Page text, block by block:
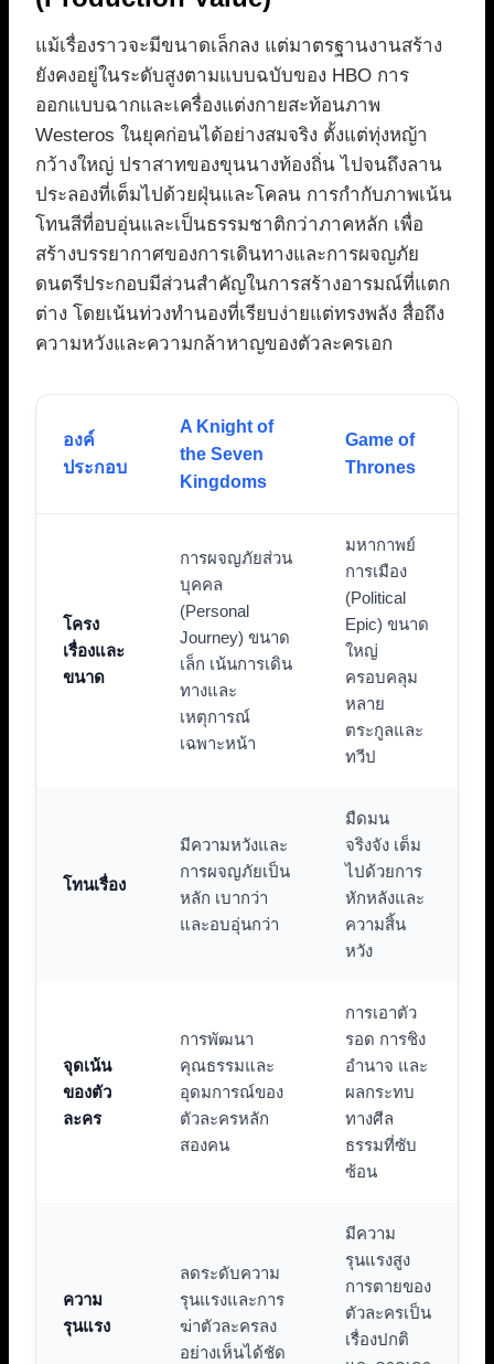
แม้เรื่องราวจะมีขนาดเล็กลง แต่มาตรฐานงานสร้าง
ยังคงอยู่ในระดับสูงตามแบบฉบับของ HBO การ
ออกแบบฉากและเครื่องแต่งกายสะท้อนภาพ
Westeros ในยุคก่อนได้อย่างสมจริง ตั้งแต่ทุ่งหญ้า
กว้างใหญ่ ปราสาทของขุนนางท้องถิ่น ไปจนถึงลาน
ประลองที่เต็มไปด้วยฝุ่นและโคลน การกำกับภาพเน้น
โทนสีที่อบอุ่นและเป็นธรรมชาติกว่าภาคหลัก เพื่อ
สร้างบรรยากาศของการเดินทางและการผจญภัย
ดนตรีประกอบมีส่วนสำคัญในการสร้างอารมณ์ที่แตก
ต่าง โดยเน้นท่วงทำนองที่เรียบง่ายแต่ทรงพลัง สื่อถึง
ความหวังและความกล้าหาญของตัวละครเอก
องค์
ประกอบ
A Knight of
the Seven
Kingdoms
Game of
Thrones
โครง
เรื่องและ
ขนาด
การผจญภัยส่วน
บุคคล
(Personal
Journey) ขนาด
เล็ก เน้นการเดิน
ทางและ
เหตุการณ์
เฉพาะหน้า
มหากาพย์
การเมือง
(Political
Epic) ขนาด
ใหญ่
ครอบคลุม
หลาย
ตระกูลและ
ทวีป
โทนเรื่อง
มีความหวังและ
การผจญภัยเป็น
หลัก เบากว่า
และอบอุ่นกว่า
มืดมน
จริงจัง เต็ม
ไปด้วยการ
หักหลังและ
ความสิ้น
หวัง
จุดเน้น
ของตัว
ละคร
การพัฒนา
คุณธรรมและ
อุดมการณ์ของ
ตัวละครหลัก
สองคน
การเอาตัว
รอด การชิง
อำนาจ และ
ผลกระทบ
ทางศีล
ธรรมที่ซับ
ซ้อน
ความ
รุนแรง
ลดระดับความ
รุนแรงและการ
ฆ่าตัวละครลง
อย่างเห็นได้ชัด
มีความ
รุนแรงสูง
การตายของ
ตัวละครเป็น
เรื่องปกติ